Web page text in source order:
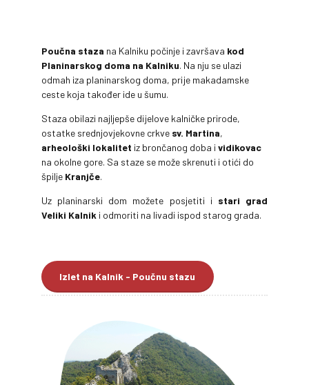
Poučna staza na Kalniku počinje i završava kod
Planinarskog doma na Kalniku. Na nju se ulazi
odmah iza planinarskog doma, prije makadamske
ceste koja također ide u šumu.
Staza obilazi najljepše dijelove kalničke prirode,
ostatke srednjovjekovne crkve sv. Martina,
arheološki lokalitet iz brončanog doba i vidikovac
na okolne gore. Sa staze se može skrenuti i otići do
špilje Kranjče.
Uz planinarski dom možete posjetiti i stari grad
Veliki Kalnik i odmoriti na livadi ispod starog grada.
Izlet na Kalnik - Poučnu stazu